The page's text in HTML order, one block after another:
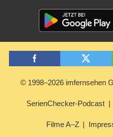
© 1998–2026 imfernsehen
SerienChecker-Podcast
Filme A–Z